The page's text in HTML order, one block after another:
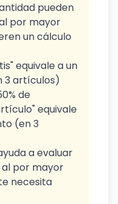
pueden
por mayor
un cálculo
equivale a un
3 artículos)
de
equivale
(en 3
a evaluar
por mayor
necesita